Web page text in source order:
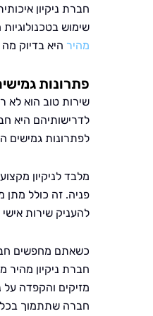
חברת ניקיון
שימוש
מהיר היא בדיוק
פתרונות
שירות טוב הוא לא
לדרישותיהם היא
לפתרונות גמישים
מלבד לניקיון
פניה. זה כולל מתן
להעניק שירות
כשאתם מחפשים
חברת ניקיון
מזיקים והקפדה על
חברה שתתמוך בכל